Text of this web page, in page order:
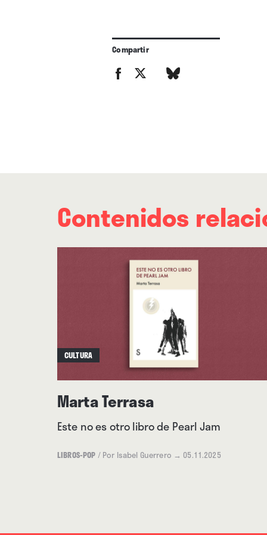
Compartir
Contenidos
CULTURA
Marta Terrasa
Este no es otro libro de Pearl Jam
LIBROS-POP / Por Isabel Guerrero → 05.11.2025